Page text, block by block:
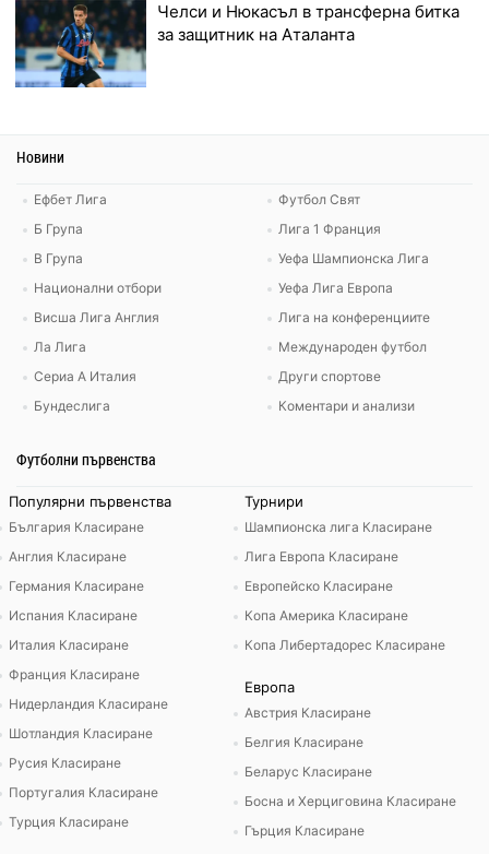
Челси и Нюкасъл в трансферна битка
за защитник на Аталанта
Новини
Ефбет Лига
Б Група
В Група
Национални отбори
Висша Лига Англия
Ла Лига
Сериа А Италия
Бундеслига
Футбол Свят
Лига 1 Франция
Уефа Шампионска Лига
Уефа Лига Европа
Лига на конференциите
Международен футбол
Други спортове
Коментари и анализи
Футболни първенства
Популярни първенства
България Класиране
Англия Класиране
Германия Класиране
Испания Класиране
Италия Класиране
Франция Класиране
Нидерландия Класиране
Шотландия Класиране
Русия Класиране
Португалия Класиране
Турция Класиране
Турнири
Шампионска лига Класиране
Лига Европа Класиране
Европейско Класиране
Копа Америка Класиране
Копа Либертадорес Класиране
Европа
Австрия Класиране
Белгия Класиране
Беларус Класиране
Босна и Херциговина Класиране
Гърция Класиране